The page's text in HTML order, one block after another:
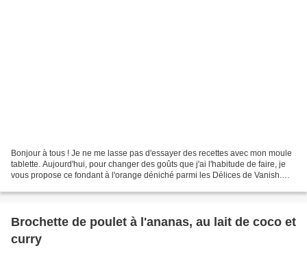
Bonjour à tous ! Je ne me lasse pas d'essayer des recettes avec mon moule
tablette. Aujourd'hui, pour changer des goûts que j'ai l'habitude de faire, je
vous propose ce fondant à l'orange déniché parmi les Délices de Vanish.
Brochette de poulet à l'ananas, au lait de coco et
curry